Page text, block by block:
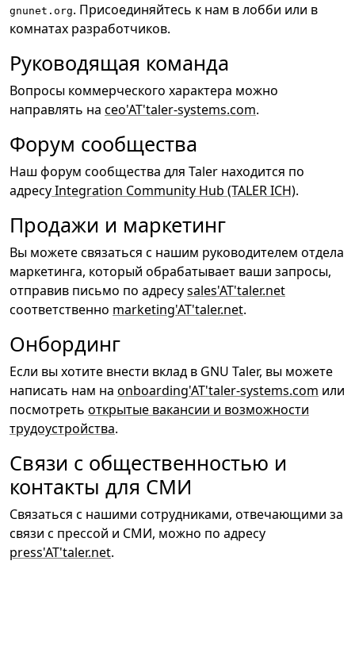
gnunet.org. Присоединяйтесь к нам в лобби или в
комнатах разработчиков.
Руководящая команда
Вопросы коммерческого характера можно
направлять на ceo'AT'taler-systems.com.
Форум сообщества
Наш форум сообщества для Taler находится по
адресуIntegration Community Hub (TALER ICH).
Продажи и маркетинг
Вы можете связаться с нашим руководителем отдела
маркетинга, который обрабатывает ваши запросы,
отправив письмо по адресуsales'AT'taler.net
соответственно marketing'AT'taler.net.
Онбординг
Если вы хотите внести вклад в GNU Taler, вы можете
написать нам на onboarding'AT'taler-systems.com или
посмотреть открытые вакансии и возможности
трудоустройства.
Связи с общественностью и
контакты для СМИ
Связаться с нашими сотрудниками, отвечающими за
связи с прессой и СМИ, можно по адресу
press'AT'taler.net.